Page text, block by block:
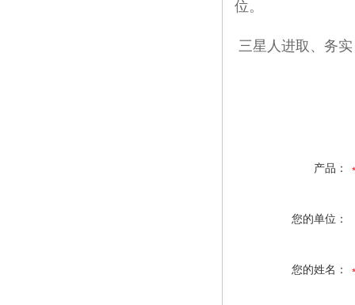
位。
三星人进取、务
产品：
您的单位：
您的姓名：